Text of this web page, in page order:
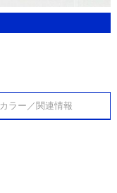
カラー／関連情報